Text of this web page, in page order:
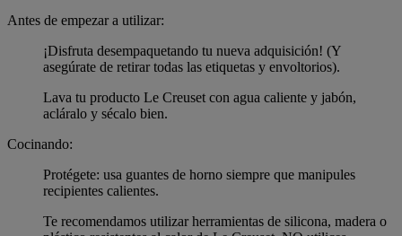
Antes de empezar a utilizar:
¡Disfruta desempaquetando tu nueva adquisición! (Y
asegúrate de retirar todas las etiquetas y envoltorios).
Lava tu producto Le Creuset con agua caliente y jabón,
acláralo y sécalo bien.
Cocinando:
Protégete: usa guantes de horno siempre que manipules
recipientes calientes.
Te recomendamos utilizar herramientas de silicona, madera o